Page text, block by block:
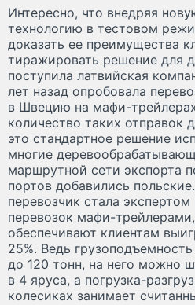
Интересно, что внедряя
технологию в тестовом
доказать ее преимущества
тиражировать решение для
поступила латвийская
лет назад опробовала
в Швецию на мафи-
количество таких отправок
это стандартное решение
многие
маршрутной сети экспорта
портов добавились
перевозчик стала экспертом
перевозок мафи-
обеспечивают клиентам
25%. Ведь
до 120 тонн, на него можно
в 4 яруса, а погрузка-
колесиках занимает